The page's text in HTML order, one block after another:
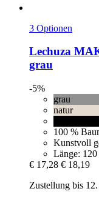
3 Optionen
Lechuza
grau
-5%
grau
natur
100 %
Kunstvoll
Länge: 120
€ 17,28 € 18,19
Zustellung bis